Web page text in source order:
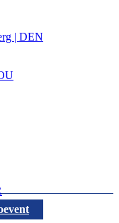
| DEN